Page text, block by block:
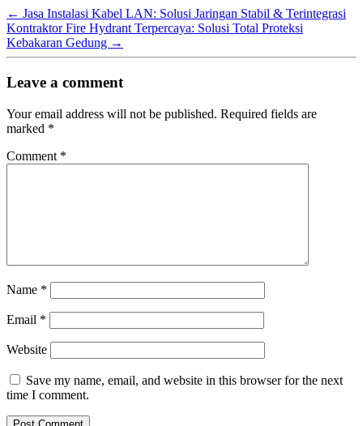
← Jasa Instalasi Kabel LAN: Solusi Jaringan Stabil & Terintegrasi
Kontraktor Fire Hydrant Terpercaya: Solusi Total Proteksi
Kebakaran Gedung →
Leave a comment
Your email address will not be published. Required fields are
marked *
Comment *
Name *
Email *
Website
Save my name, email, and website in this browser for the next
time I comment.